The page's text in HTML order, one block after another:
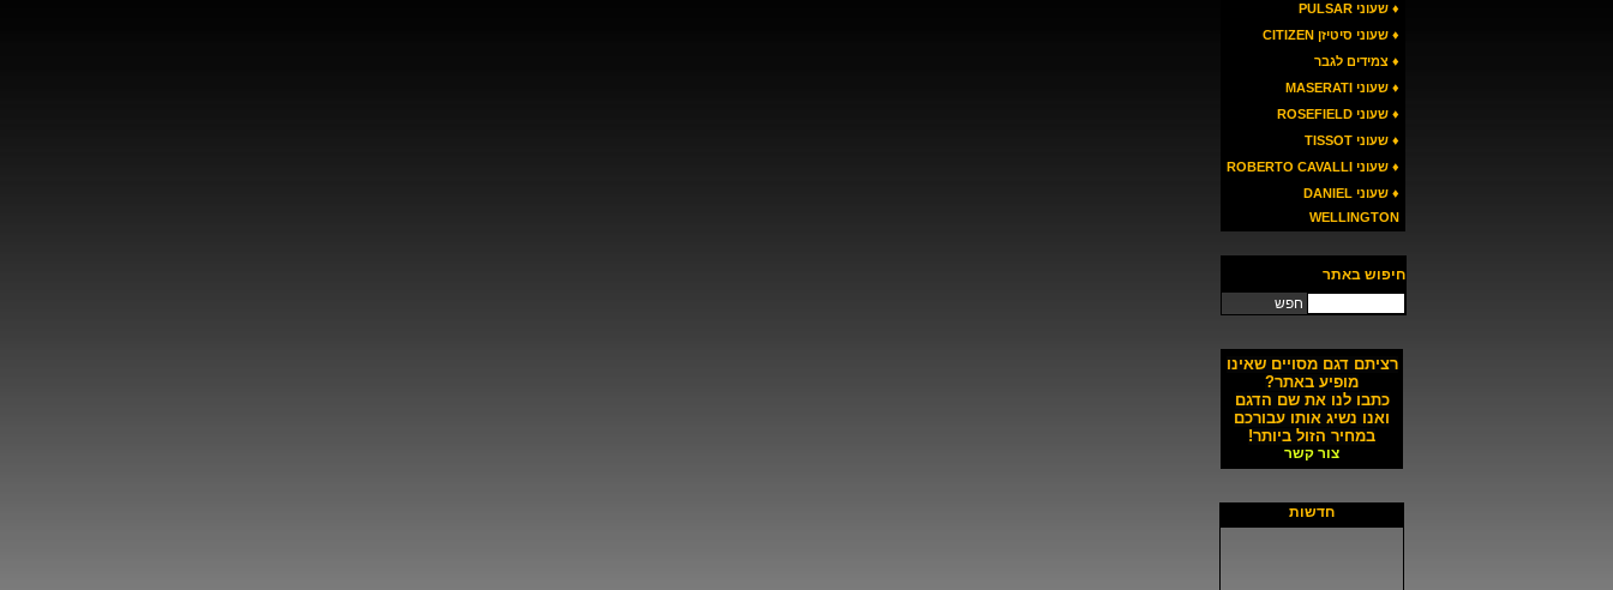
♦ שעוני PULSAR
♦ שעוני סיטיזן CITIZEN
♦ צמידים לגבר
♦ שעוני MASERATI
♦ שעוני ROSEFIELD
♦ שעוני TISSOT
♦ שעוני ROBERTO CAVALLI
♦ שעוני DANIEL
WELLINGTON
חיפוש באתר
חפש
רציתם דגם מסויים שאינו
מופיע באתר?
כתבו לנו את שם הדגם
ואנו נשיג אותו עבורכם
במחיר הזול ביותר!
צור קשר
חדשות